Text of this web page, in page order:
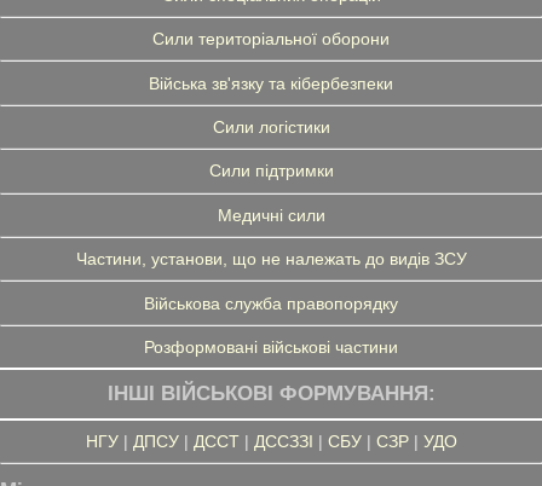
Сили територіальної оборони
Війська зв'язку та кібербезпеки
Сили логістики
Сили підтримки
Медичні сили
Частини, установи, що не належать до видів ЗСУ
Військова служба правопорядку
Розформовані військові частини
ІНШІ ВІЙСЬКОВІ ФОРМУВАННЯ:
НГУ| ДПСУ| ДССТ| ДССЗЗІ | СБУ| СЗР| УДО